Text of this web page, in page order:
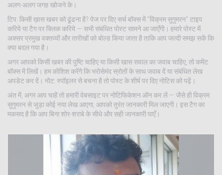
अलग-अलग जगह खोजने के।
टिप: किसी ख़ास खबर को ढूंढना है? पेज पर दिए सर्च बॉक्स में "विक्रम सुगुमरन" टाइप
करिये या टैग पर क्लिक करिये — सभी संबंधित पोस्ट सामने आ जाएँगी। हमारे पोस्ट में
अक्सर प्रमुख वक्तव्यों और तारीखों को बोल्ड किया जाता है ताकि आप जल्दी समझ सकें कि
क्या बदल गया है।
अगर आपको किसी खबर की पुष्टि चाहिए या किसी खास सवाल का जवाब चाहिए, तो कमेंट
बॉक्स में लिखें। हम कोशिश करेंगे कि भरोसेमंद स्रोतों के साथ जवाब दें या संबंधित लेख
अपडेट कर दें। नोट: स्पॉइलर से बचना है तो पोस्ट के शीर्ष पर दिए नोटिस को पढ़ें।
अंत में, अगर आप चाहें तो हमारी वेबसाइट पर नोटिफिकेशन ऑन कर लें — जैसे ही विक्रम
सुगुमरन से जुड़ा कोई नया लेख आएगा, आपको तुरंत जानकारी मिल जाएगी। इस टैग का
मकसद है कि आप बिना शोर-शराबे के सीधे और सही जानकारी पाएँ।